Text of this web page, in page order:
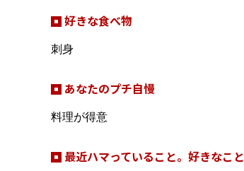
好きな食べ物
刺身
あなたのプチ自慢
料理が得意
最近ハマっていること。好きなこと